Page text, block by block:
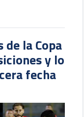
la Copa
y lo
fecha